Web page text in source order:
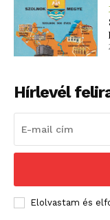
Hírlevél
Elolvastam és